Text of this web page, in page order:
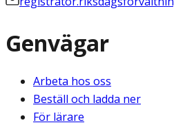
Genvägar
Arbeta hos oss
Beställ och ladda ner
För lärare